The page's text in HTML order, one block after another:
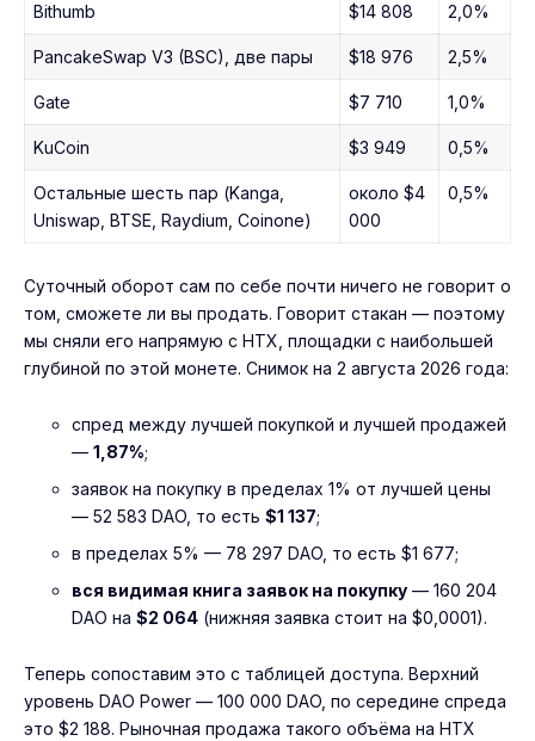
Bithumb $14 808 2,0%
PancakeSwap V3 (BSC), две пары $18 976 2,5%
Gate $7 710 1,0%
KuCoin $3 949 0,5%
Остальные шесть пар (Kanga,
Uniswap, BTSE, Raydium, Coinone)
около $4
000
0,5%
Суточный оборот сам по себе почти ничего не говорит о
том, сможете ли вы продать. Говорит стакан — поэтому
мы сняли его напрямую с HTX, площадки с наибольшей
глубиной по этой монете. Снимок на 2 августа 2026 года:
спред между лучшей покупкой и лучшей продажей
— 1,87%;
заявок на покупку в пределах 1% от лучшей цены
— 52 583 DAO, то есть $1 137;
в пределах 5% — 78 297 DAO, то есть $1 677;
вся видимая книга заявок на покупку — 160 204
DAO на $2 064 (нижняя заявка стоит на $0,0001).
Теперь сопоставим это с таблицей доступа. Верхний
уровень DAO Power — 100 000 DAO, по середине спреда
это $2 188. Рыночная продажа такого объёма на HTX